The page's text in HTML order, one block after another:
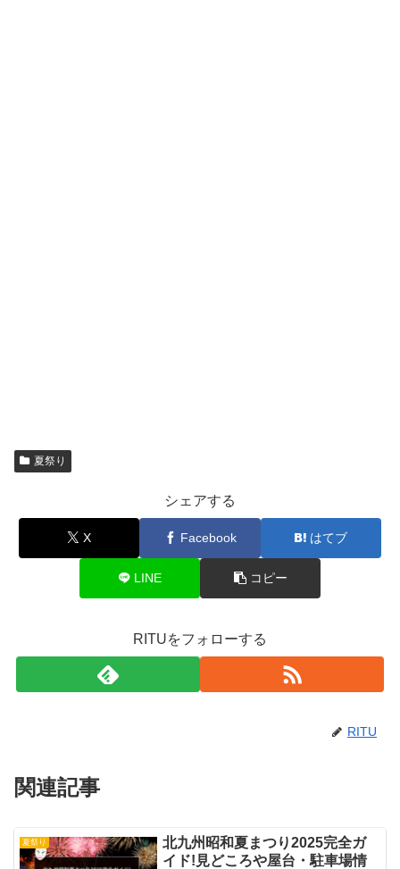
夏祭り
シェアする
X Facebook はてブ
LINE コピー
RITUをフォローする
RITU
関連記事
夏祭り
北九州昭和夏まつり2025完全ガ
イド!見どころや屋台・駐車場情